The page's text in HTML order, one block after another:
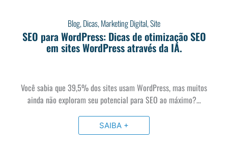
Blog,Dicas,Marketing Digital,Site
SEO para WordPress: Dicas de otimização SEO
em sites WordPress através da IA.
Você sabia que 39,5% dos sites usam WordPress, mas muitos
ainda não exploram seu potencial para SEO ao máximo?…
SAIBA +